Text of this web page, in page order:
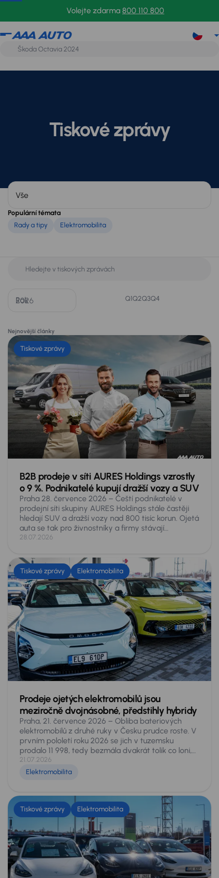
Volejte zdarma 800 110 800
Tiskové zprávy
Populární témata
Rady a tipy
Elektromobilita
Rok Q1Q2Q3Q4
Nejnovější články
Tiskové zprávy
B2B prodeje v síti AURES Holdings vzrostly
o 9 %. Podnikatelé kupují dražší vozy a SUV
Praha 28. července 2026 – Čeští podnikatelé v
prodejní síti skupiny AURES Holdings stále častěji
hledají SUV a dražší vozy nad 800 tisíc korun. Ojetá
auta se tak pro živnostníky a firmy stávají
plnohodnotnou alternativou k novým. V prvním
4 310 vozů, meziročně o 359 aut víc, tedy o 9
procent. SUV tvořila o pětinu víc než loni, zatímco
kombi se prodalo o 3 procenta méně. Nejrychleji
rostla dražší auta: v rozmezí 800 až 999 tisíc korun
se prodalo o 29 procent více aut a nad milion o 23
procent. Nejprodávanějším přesto zůstává Škoda
Octavia.
28.07.2026
Tiskové zprávy Elektromobilita
Prodeje ojetých elektromobilů jsou
meziročně dvojnásobné, předstihly hybridy
Praha, 21. července 2026 – Obliba bateriových
elektromobilů z druhé ruky v Česku prudce roste. V
prvním pololetí roku 2026 se jich v tuzemsku
prodalo 11 998, tedy bezmála dvakrát tolik co loni,
kdy za stejné období našlo nového majitele 6 051
vozů. Podíl elektromobilů na celém sekundárním
hybridů dohromady. Vyplývá to z analýzy dat
pokrývajících celý český sekundární trh, provedené
experty AURES Holdings, provozovatele sítí
autocenter AAA AUTO a Mototechna. Také v nich
zaznamenali letos na domácím trhu více než
dvojnásobné prodeje.
21.07.2026
Elektromobilita
Tiskové zprávy Elektromobilita